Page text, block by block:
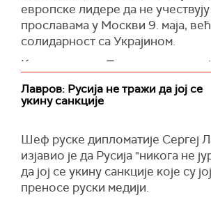
његову земљу и ратне напоре, да
страни Русије", нагласио је Венс.
Указао је да таква реторика
помоћи".
(UnHerd)
званичнике у Кијев 9. маја",
чланку.
(POLITICO)
европске лидере да не
прославама у Москви 9. маја,
солидарност са Украјином.
Како преноси
Политико,
руске медије, руски председник
Путин је на прославу 9. маја
Кине, Индије, Бразила, као и
(Украјинска правда)
Лавров: Русија не тражи да јој се
укину санкције
Шеф руске дипломатије Сергеј
изјавио је да Русија "никога не
да јој се укину санкције које су
преносе руски медији.